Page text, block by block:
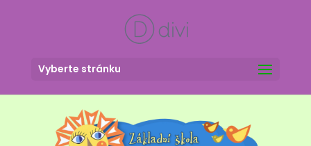
Vyberte stránku